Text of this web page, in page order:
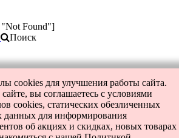
"Not Found"]
Поиск
cookies для улучшения работы сайта.
вы соглашаетесь с условиями
cookies, статических обезличенных
данных для информирования
об акциях и скидках, новых товарах